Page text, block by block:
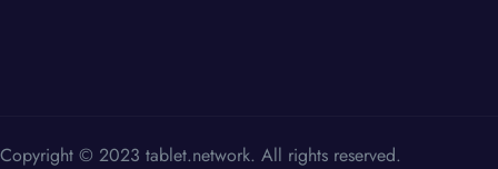
Copyright © 2023 tablet.network. All rights reserved.